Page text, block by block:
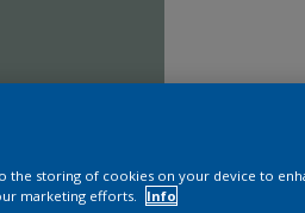
the storing of cookies on your device to
marketing efforts.
Info